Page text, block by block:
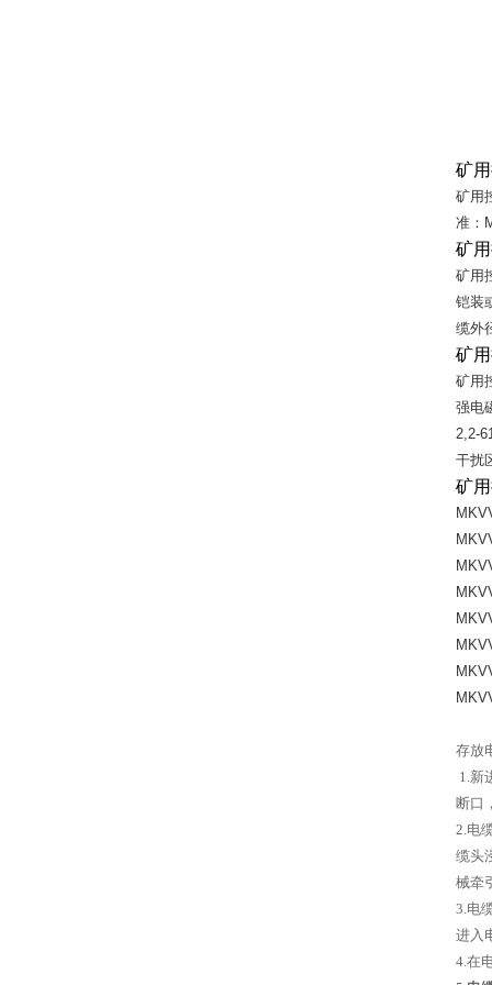
矿
矿用
准：
矿
矿用
铠装
缆外
矿
矿用
强电
2,2-
干扰
矿
存放
1.新
断口
2.电
缆头
械牵
3.电
进入
4.在